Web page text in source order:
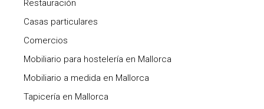
Restauración
Casas particulares
Comercios
Mobiliario para hostelería en Mallorca
Mobiliario a medida en Mallorca
Tapicería en Mallorca